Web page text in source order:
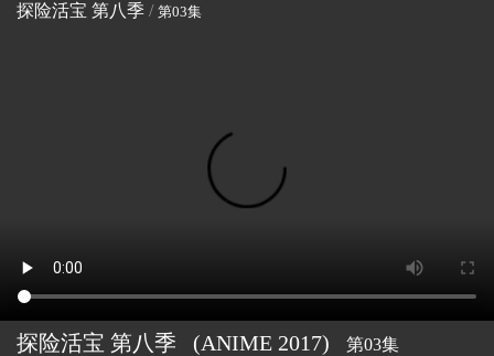
探险活宝 第八季 / 第03集
探险活宝 第八季 (ANIME 2017) 第03集